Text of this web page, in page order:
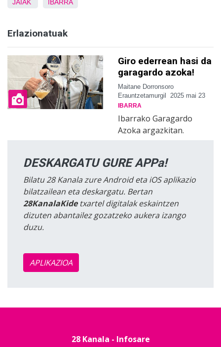
JAIAK IBARRA
Erlazionatuak
Giro ederrean hasi da
garagardo azoka!
Maitane Dorronsoro
Erauntzetamurgil
2025 mai 23
IBARRA
Ibarrako Garagardo
Azoka argazkitan.
DESKARGATU GURE APPa!
Bilatu 28 Kanala zure Android eta iOS aplikazio
bilatzailean eta deskargatu. Bertan
28KanalaKidetxartel digitalak eskaintzen
dizuten abantailez gozatzeko aukera izango
duzu.
APLIKAZIOA
28 Kanala - Infosare